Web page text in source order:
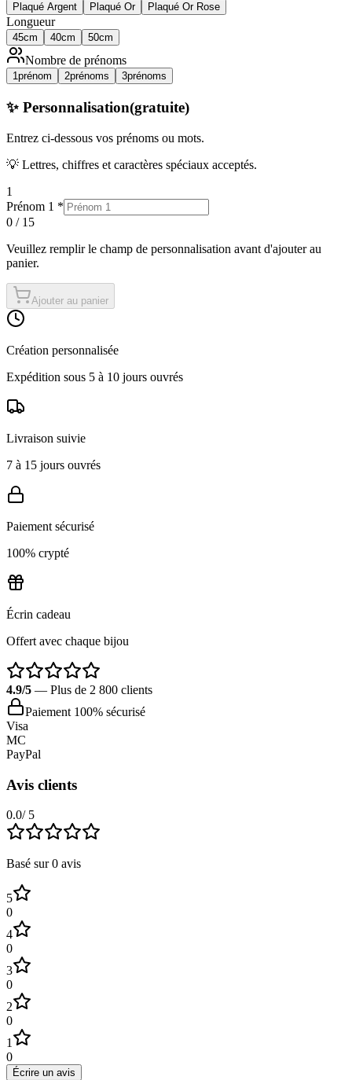
Plaqué Argent Plaqué Or Plaqué Or Rose
Longueur
45cm 40cm 50cm
Nombre de prénoms
1prénom 2prénoms 3prénoms
✨ Personnalisation(gratuite)
Entrez ci-dessous vos prénoms ou mots.
💡 Lettres, chiffres et caractères spéciaux acceptés.
1
Prénom 1 *
0 / 15
Veuillez remplirle champ de personnalisation avant d'ajouter au
panier.
Ajouter au panier
Création personnalisée
Expédition sous 5 à 10 jours ouvrés
Livraison suivie
7 à 15 jours ouvrés
Paiement sécurisé
100% crypté
Écrin cadeau
Offert avec chaque bijou
4.9/5 — Plus de 2 800 clients
Paiement 100% sécurisé
Visa
MC
PayPal
Avis clients
0.0/ 5
Basé sur0 avis
5
0
4
0
3
0
2
0
1
0
Écrire un avis